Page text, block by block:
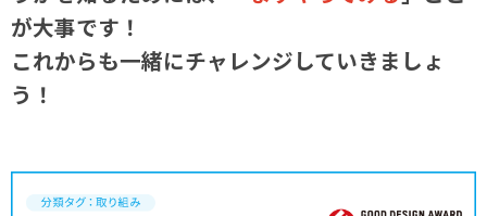
が大事です！
これからも一緒にチャレンジしていきましょ
う！